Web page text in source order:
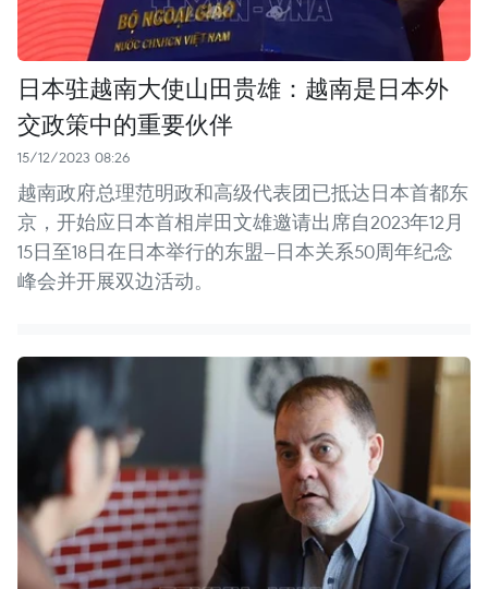
日本驻越南大使山田贵雄：越南是日本外
交政策中的重要伙伴
15/12/2023 08:26
越南政府总理范明政和高级代表团已抵达日本首都东
京，开始应日本首相岸田文雄邀请出席自2023年12月
15日至18日在日本举行的东盟—日本关系50周年纪念
峰会并开展双边活动。